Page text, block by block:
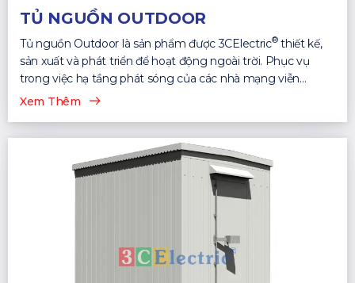
TỦ NGUỒN OUTDOOR
Tủ nguồn Outdoor là sản phẩm được 3CElectric®thiết kế,
sản xuất và phát triển để hoạt động ngoài trời. Phục vụ
trong việc hạ tầng phát sóng của các nhà mạng viễn
thông...
Xem Thêm